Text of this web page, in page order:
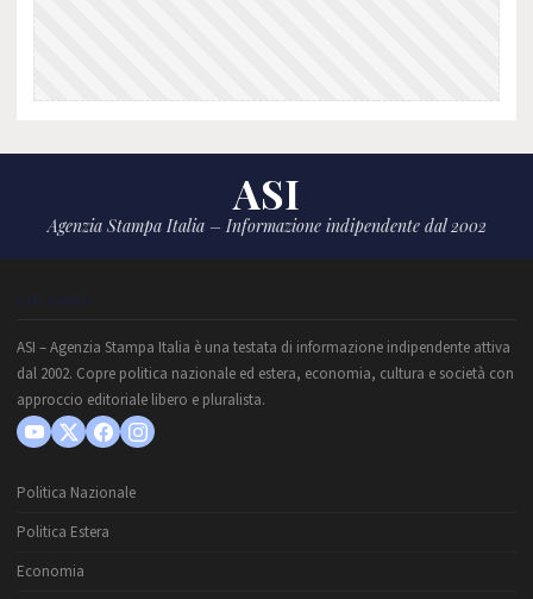
ASI
Agenzia Stampa Italia – Informazione indipendente dal 2002
CHI SIAMO
ASI – Agenzia Stampa Italia è una testata di informazione indipendente attiva
dal 2002. Copre politica nazionale ed estera, economia, cultura e società con
approccio editoriale libero e pluralista.
Politica Nazionale
Politica Estera
Economia